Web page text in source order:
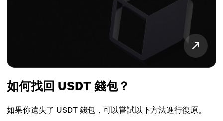
如何找回 USDT 錢包？
如果你遺失了 USDT 錢包，可以嘗試以下方法進行復原。